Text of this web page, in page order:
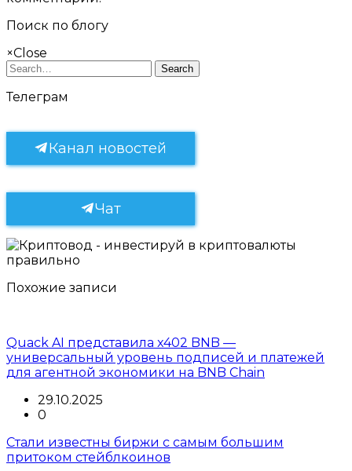
Поиск по блогу
×Close
Search
Телеграм
Канал новостей
Чат
Похожие записи
Quack AI представила x402 BNB —
универсальный уровень подписей и платежей
для агентной экономики на BNB Chain
29.10.2025
0
Стали известны биржи с самым большим
притоком стейблкоинов